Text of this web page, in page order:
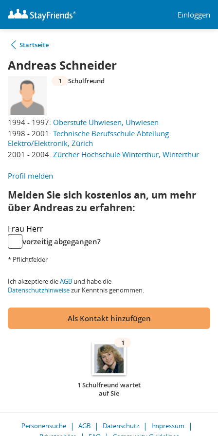
Einloggen
Startseite
Andreas Schneider
1994 - 1997: Oberstufe Uhwiesen, Uhwiesen
1998 - 2001: Technische Berufsschule Abteilung
Elektro/Elektronik, Zürich
2001 - 2004: Zürcher Hochschule Winterthur, Winterthur
1 Schulfreund
Profil melden
Melden Sie sich kostenlos an, um mehr
über Andreas zu erfahren:
Frau Herr
vorzeitig abgegangen?
* Pflichtfelder
Ich akzeptiere dieAGB und habe die
Datenschutzhinweisezur Kenntnis genommen.
Als Kontakt hinzufügen
1
1 Schulfreund wartet
auf Sie
Personensuche AGB Datenschutz
Impressum